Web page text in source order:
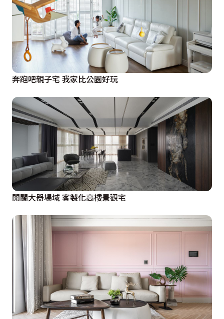
奔跑吧親子宅 我家比公園好玩
開闊大器場域 客製化高樓景觀宅